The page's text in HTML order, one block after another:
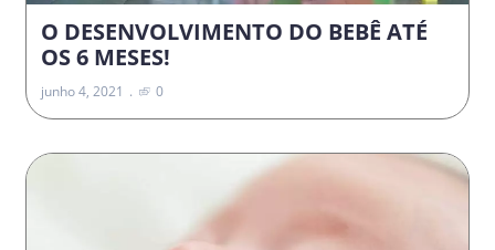
O DESENVOLVIMENTO DO BEBÊ ATÉ
OS 6 MESES!
junho 4, 2021 0